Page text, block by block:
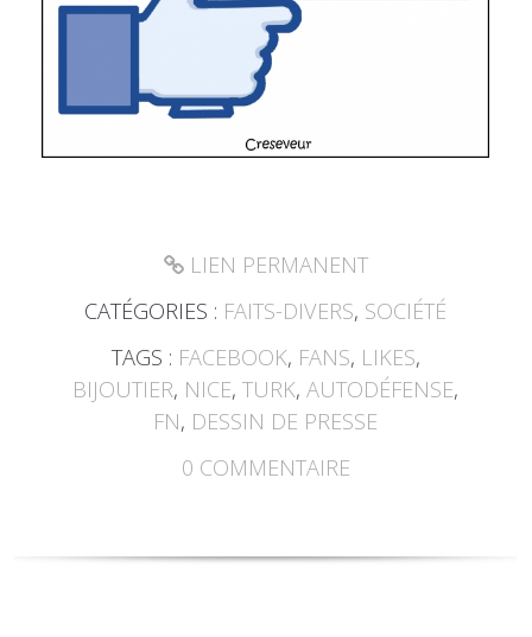
LIEN PERMANENT
CATÉGORIES : FAITS-DIVERS, SOCIÉTÉ
TAGS : FACEBOOK, FANS, LIKES,
BIJOUTIER, NICE,TURK,AUTODÉFENSE,
FN, DESSIN DE PRESSE
0 COMMENTAIRE